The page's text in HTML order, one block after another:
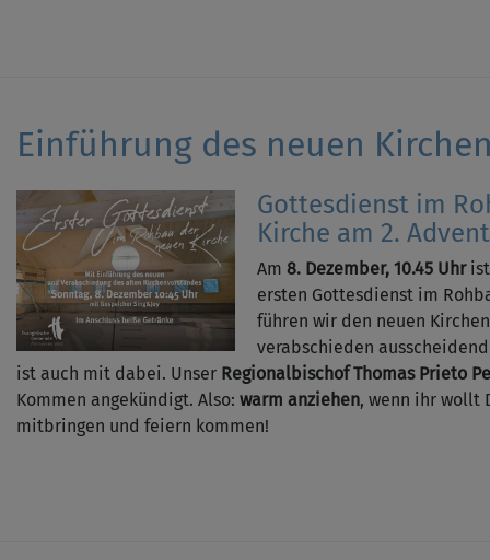
Einführung des neuen
Gottesdienst im
Kirche am 2. Advent
Am 8. Dezember, 10.45 Uhrist
ersten Gottesdienst im
führen wir den neuen
verabschieden
ist auch mit dabei. Unser Regionalbischof Thomas Prieto
Kommen angekündigt. Also: warm anziehen, wenn ihr wollt
mitbringen und feiern kommen!